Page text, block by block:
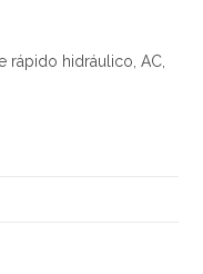
rápido hidráulico, AC,